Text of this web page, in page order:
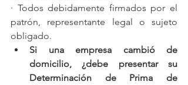
· Todos debidamente firmados por el
patrón, representante legal o sujeto
obligado.
Si una empresa cambió de
domicilio, ¿debe presentar su
Determinación de Prima de